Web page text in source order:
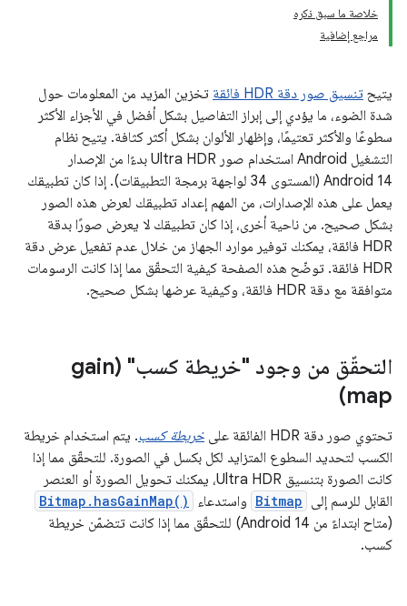
خلاصة ما سبق ذكره
مراجع إضافية
يتيح تنسيق صور دقة HDR فائقة
تخزين المزيد من المعلومات حول
شدة الضوء، ما يؤدي إلى إبراز التفاصيل بشكل أفضل في الأجزاء الأكثر
سطوعًا والأكثر تعتيمًا، وإظهار الألوان بشكل أكثر كثافة. يتيح نظام
التشغيل Android استخدام صور Ultra HDR بدءًا من الإصدار
Android 14 (المستوى 34 لواجهة برمجة التطبيقات). إذا كان تطبيقك
يعمل على هذه الإصدارات، من المهم إعداد تطبيقك لعرض هذه الصور
بشكل صحيح. من ناحية أخرى، إذا كان تطبيقك لا يعرض صورًا بدقة
HDR فائقة، يمكنك توفير موارد الجهاز من خلال عدم تفعيل عرض دقة
HDR فائقة. توضّح هذه الصفحة كيفية التحقّق مما إذا كانت الرسومات
متوافقة مع دقة HDR فائقة، وكيفية عرضها بشكل صحيح.
التحقّق من وجود "خريطة كسب" (gain
map)
تحتوي صور دقة HDR الفائقة على خريطة كسب. يتم استخدام خريطة
الكسب لتحديد السطوع المتزايد لكل بكسل في الصورة. للتحقّق مما إذا
كانت الصورة بتنسيق Ultra HDR، يمكنك تحويل الصورة أو العنصر
القابل للرسم إلى Bitmap واستدعاء Bitmap.hasGainMap()
(متاح ابتداءً من Android 14) للتحقّق مما إذا كانت تتضمّن خريطة
كسب.